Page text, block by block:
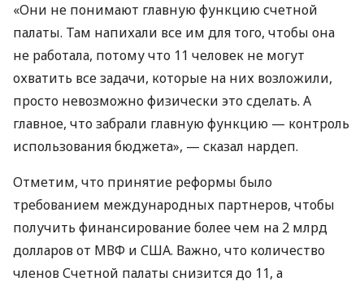
«Они не понимают главную функцию счетной
палаты. Там напихали все им для того, чтобы она
не работала, потому что 11 человек не могут
охватить все задачи, которые на них возложили,
просто невозможно физически это сделать. А
главное, что забрали главную функцию — контроль
использования бюджета», — сказал нардеп.
Отметим, что принятие реформы было
требованием международных партнеров, чтобы
получить финансирование более чем на 2 млрд
долларов от МВФ и США. Важно, что количество
членов Счетной палаты снизится до 11, а